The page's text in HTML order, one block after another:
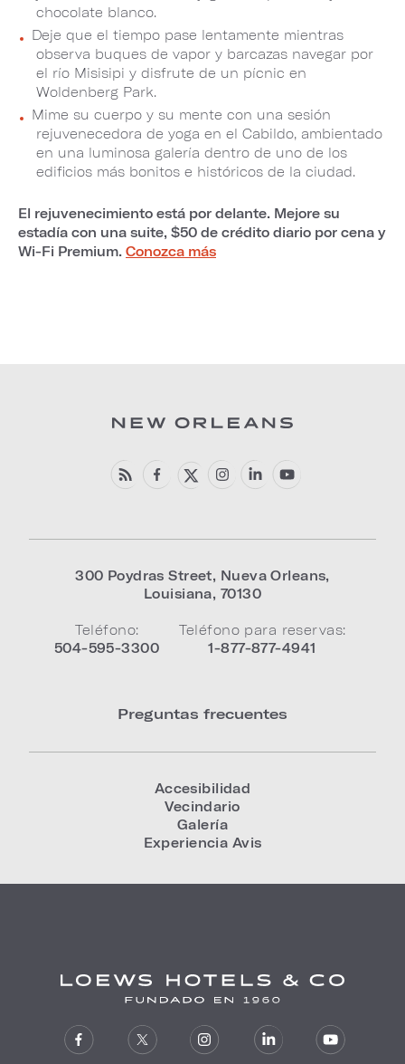
chocolate blanco.
Deje que el tiempo pase lentamente mientras
observa buques de vapor y barcazas navegar por
el río Misisipi y disfrute de un pícnic en
Woldenberg Park.
Mime su cuerpo y su mente con una sesión
rejuvenecedora de yoga en el Cabildo, ambientado
en una luminosa galería dentro de uno de los
edificios más bonitos e históricos de la ciudad.
El rejuvenecimiento está por delante. Mejore su
estadía con una suite, $50 de crédito diario por cena y
Wi-Fi Premium. Conozca más
300 Poydras Street, Nueva Orleans,
Louisiana, 70130
Teléfono:
504-595-3300
Teléfono para reservas:
1-877-877-4941
Preguntas frecuentes
Accesibilidad
Vecindario
Galería
Experiencia Avis